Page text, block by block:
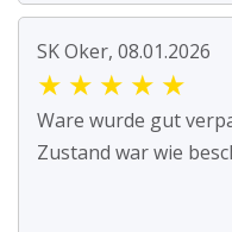
SK Oker, 08.01.2026
★ ★ ★ ★ ★
Ware wurde gut
Zustand war wie